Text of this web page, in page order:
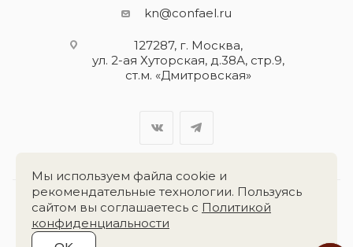
kn@confael.ru
127287, г. Москва,
ул. 2-ая Хуторская, д.38А, стр.9,
ст.м. «Дмитровская»
Разработка сайта:
Мы используем файла cookie и
рекомендательные технологии. Пользуясь
сайтом вы соглашаетесь с Политикой
конфиденциальности